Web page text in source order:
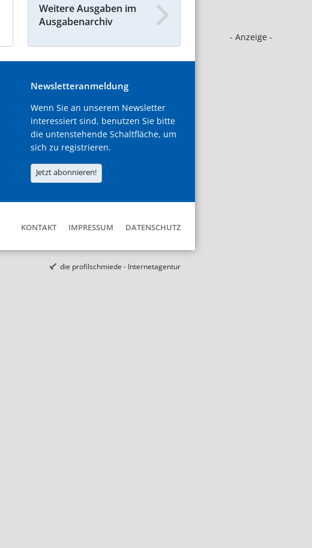
- Anzeige -
Weitere Ausgaben im
Ausgabenarchiv
Newsletteranmeldung
Wenn Sie an unserem Newsletter
interessiert sind, benutzen Sie bitte
die untenstehende Schaltfläche, um
sich zu registrieren.
Jetzt abonnieren!
KONTAKT IMPRESSUM DATENSCHUTZ
die profilschmiede - Internetagentur